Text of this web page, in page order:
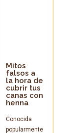
Mitos
falsos a
la hora de
cubrir tus
canas con
henna
Conocida
popularmente